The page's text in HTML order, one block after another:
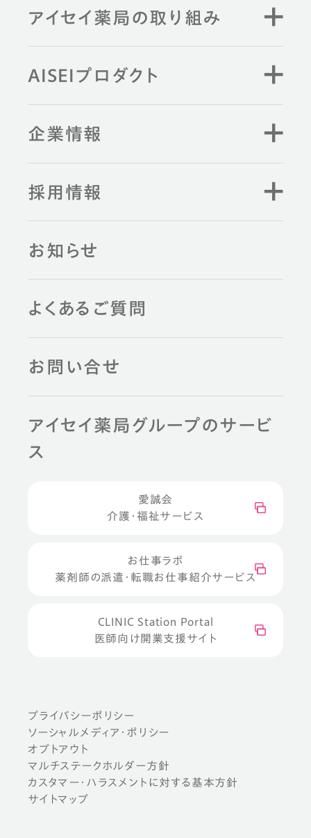
アイセイ薬局の取り組み
AISEIプロダクト
企業情報
採用情報
お知らせ
よくあるご質問
お問い合せ
アイセイ薬局グループのサービ
ス
愛誠会
介護・福祉サービス
お仕事ラボ
薬剤師の派遣・転職お仕事紹介サービス
CLINIC Station Portal
医師向け開業支援サイト
プライバシーポリシー
ソーシャルメディア・ポリシー
オプトアウト
マルチステークホルダー方針
カスタマー・ハラスメントに対する基本方針
サイトマップ